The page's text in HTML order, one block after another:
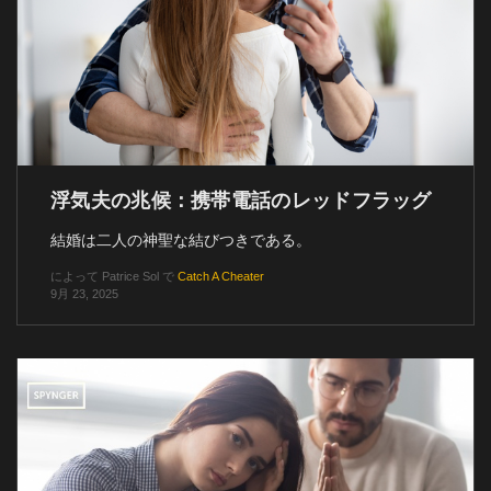
浮気夫の兆候：携帯電話のレッドフラッグ
結婚は二人の神聖な結びつきである。
によって Patrice Sol で Catch A Cheater
9月 23, 2025